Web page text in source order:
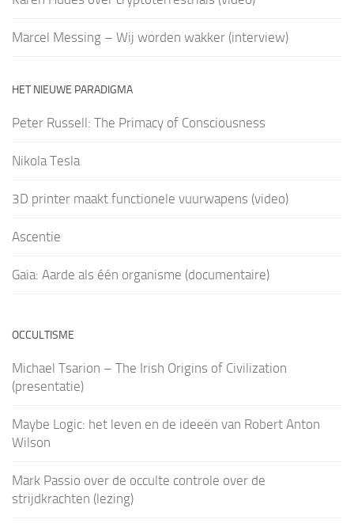
Marcel Messing – Wij worden wakker (interview)
HET NIEUWE PARADIGMA
Peter Russell: The Primacy of Consciousness
Nikola Tesla
3D printer maakt functionele vuurwapens (video)
Ascentie
Gaia: Aarde als één organisme (documentaire)
OCCULTISME
Michael Tsarion – The Irish Origins of Civilization
(presentatie)
Maybe Logic: het leven en de ideeën van Robert Anton
Wilson
Mark Passio over de occulte controle over de
strijdkrachten (lezing)